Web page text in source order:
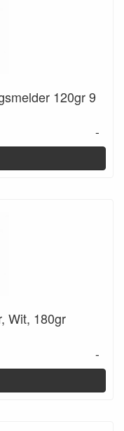
120gr 9
-
Wit, 180gr
-